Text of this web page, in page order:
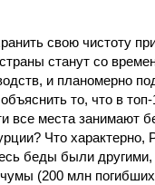
свою чистоту
станут со
и планомерно
то, что в топ-
все места занимают
Что
беды были
(200 млн